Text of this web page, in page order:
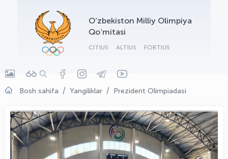
O‘zbekiston Milliy Olimpiya
Qo‘mitasi
CITIUS ALTIUS FORTIUS
Bosh sahifa Yangiliklar Prezident Olimpiadasi
OLYMPCHIK AI - yordamchi
Onlayn · olympic.uz